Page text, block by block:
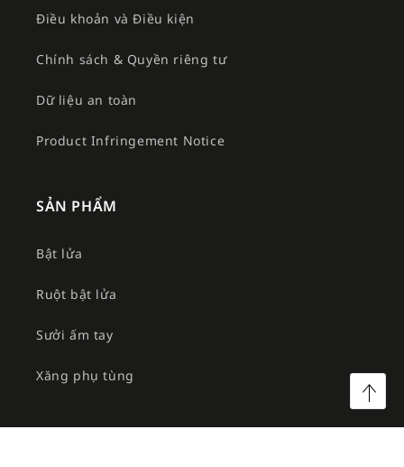
Điều khoản và Điều kiện
Chính sách & Quyền riêng tư
Dữ liệu an toàn
Product Infringement Notice
SẢN PHẨM
Bật lửa
Ruột bật lửa
Sưởi ấm tay
Xăng phụ tùng